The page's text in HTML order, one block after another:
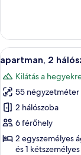
részletei
A
következő
szoba
összes
képének
megtekintése:
apartman,
9
apartman, 2
Kilátás a
55 négyzetméter
2 hálószoba
6 férőhely
2 egyszemélyes
és 1